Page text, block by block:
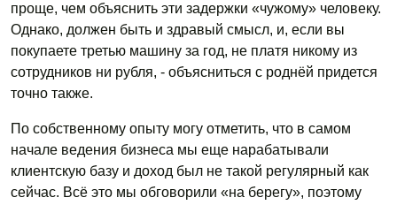
проще, чем объяснить эти задержки «чужому» человеку.
Однако, должен быть и здравый смысл, и, если вы
покупаете третью машину за год, не платя никому из
сотрудников ни рубля, - объясниться с роднёй придется
точно также.
По собственному опыту могу отметить, что в самом
начале ведения бизнеса мы еще нарабатывали
клиентскую базу и доход был не такой регулярный как
сейчас. Всё это мы обговорили «на берегу», поэтому